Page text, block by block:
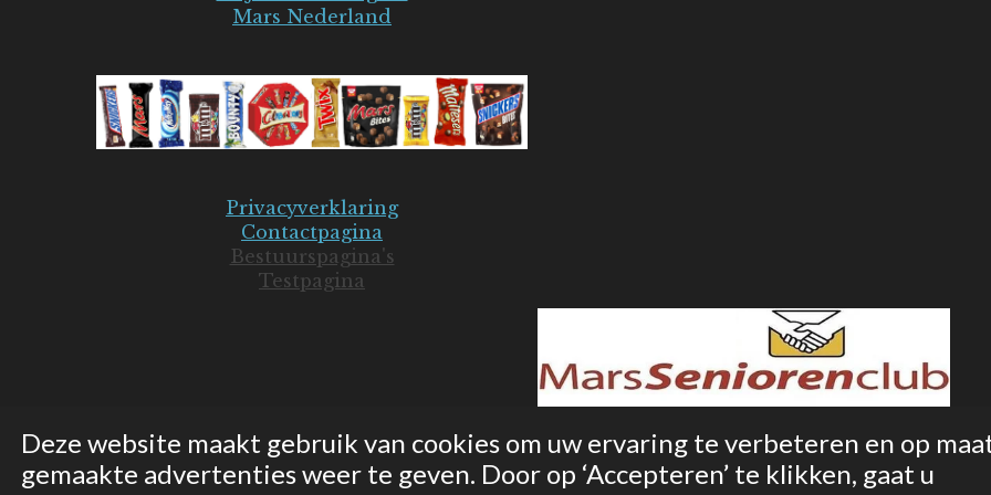
Deze website maakt gebruik van cookies om uw ervaring te verbeteren en op
gemaakte advertenties weer te geven. Door op ‘Accepteren’ te klikken, gaat u
Mars Nederland
Privacyverklaring
Contactpagina
Bestuurspagina's
Testpagina
© 2019-2026 Mars Seniorenclub - JB